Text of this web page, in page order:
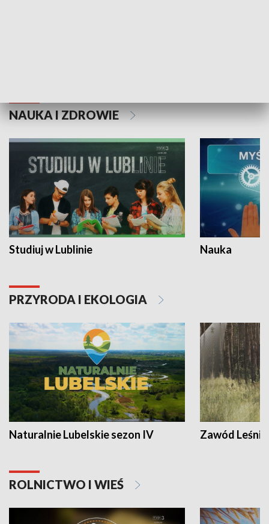
NAUKA I ZDROWIE
Studiuj w Lublinie Nauka
PRZYRODA I EKOLOGIA
Naturalnie Lubelskie sezon IV Zawód Leśnik
ROLNICTWO I WIEŚ